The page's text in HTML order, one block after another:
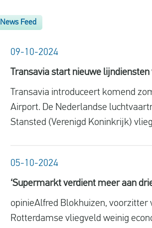
News Feed
09-10-2024
Transavia start nieuwe
Transavia introduceert komend
Airport. De Nederlandse
Stansted (Verenigd Koninkrijk)
05-10-2024
‘Supermarkt verdient meer aan
opinieAlfred Blokhuizen, voorzitter
Rotterdamse vliegveld weinig